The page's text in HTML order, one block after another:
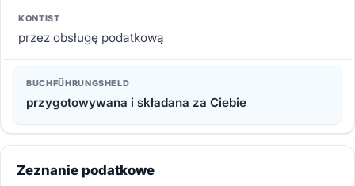
przez obsługę podatkową
przygotowywana i składana za Ciebie
Zeznanie podatkowe